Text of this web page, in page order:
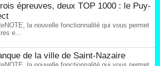
épreuves, deux TOP 1000 : le Puy-
la nouvelle fonctionnalité qui vous permet
e...
de la ville de Saint-Nazaire